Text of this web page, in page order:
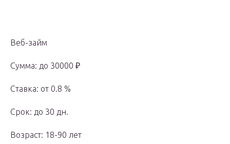
Веб-займ
Сумма: до 30000 ₽
Ставка: от 0.8 %
Срок: до 30 дн.
Возраст: 18-90 лет